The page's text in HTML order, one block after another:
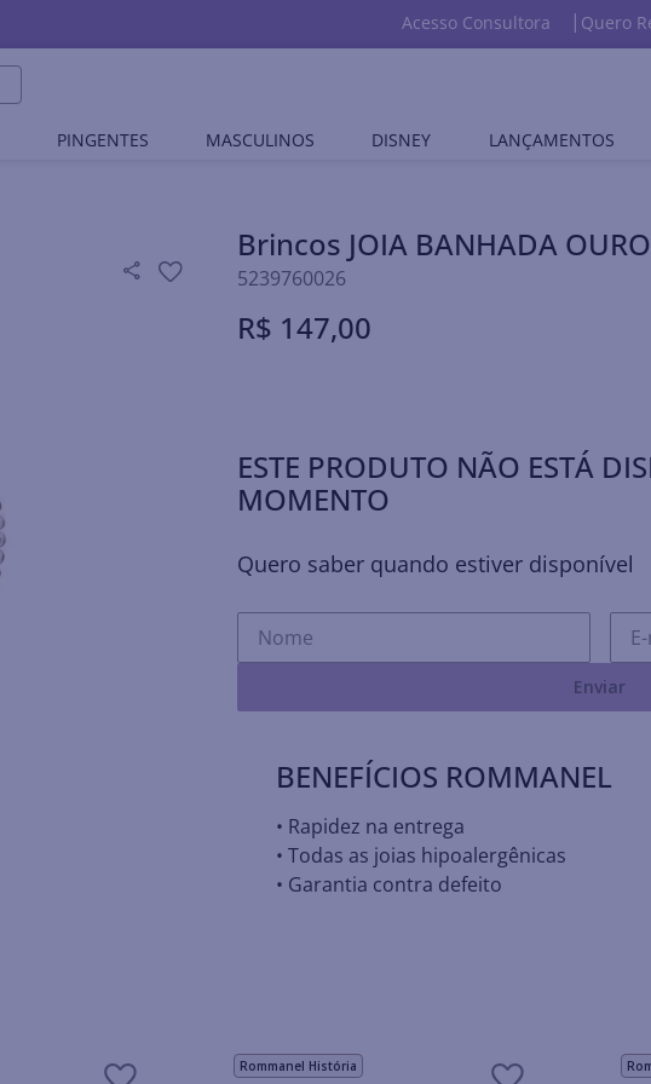
Acesso Consultora Quero
PINGENTES MASCULINOS DISNEY LANÇAMENTOS
Brincos JOIA BANHADA
5239760026
R$ 147,00
ESTE PRODUTO NÃO ESTÁ
MOMENTO
Quero saber quando estiver disponível
Enviar
BENEFÍCIOS ROMMANEL
• Rapidez na entrega
• Todas as joias hipoalergênicas
• Garantia contra defeito
Rommanel História